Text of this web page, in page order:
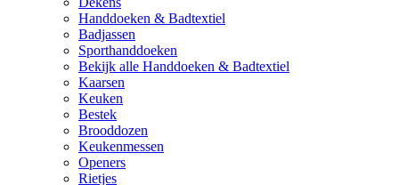
Handdoeken & Badtextiel
Badjassen
Sporthanddoeken
Bekijk alle Handdoeken & Badtextiel
Kaarsen
Keuken
Bestek
Brooddozen
Keukenmessen
Openers
Rietjes